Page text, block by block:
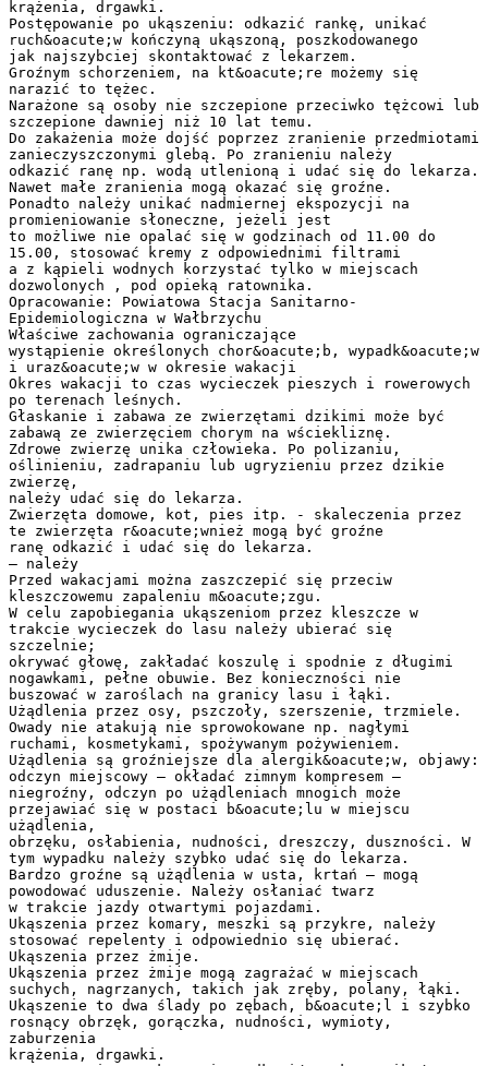
krążenia, drgawki.
Postępowanie po ukąszeniu: odkazić rankę, unikać
ruch&oacute;w kończyną ukąszoną, poszkodowanego
jak najszybciej skontaktować z lekarzem.
Groźnym schorzeniem, na kt&oacute;re możemy się
narazić to tężec.
Narażone są osoby nie szczepione przeciwko tężcowi lub
szczepione dawniej niż 10 lat temu.
Do zakażenia może dojść poprzez zranienie przedmiotami
zanieczyszczonymi glebą. Po zranieniu należy
odkazić ranę np. wodą utlenioną i udać się do lekarza.
Nawet małe zranienia mogą okazać się groźne.
Ponadto należy unikać nadmiernej ekspozycji na
promieniowanie słoneczne, jeżeli jest
to możliwe nie opalać się w godzinach od 11.00 do
15.00, stosować kremy z odpowiednimi filtrami
a z kąpieli wodnych korzystać tylko w miejscach
dozwolonych , pod opieką ratownika.
Opracowanie: Powiatowa Stacja Sanitarno-
Epidemiologiczna w Wałbrzychu
Właściwe zachowania ograniczające
wystąpienie określonych chor&oacute;b, wypadk&oacute;w
i uraz&oacute;w w okresie wakacji
Okres wakacji to czas wycieczek pieszych i rowerowych
po terenach leśnych.
Głaskanie i zabawa ze zwierzętami dzikimi może być
zabawą ze zwierzęciem chorym na wściekliznę.
Zdrowe zwierzę unika człowieka. Po polizaniu,
oślinieniu, zadrapaniu lub ugryzieniu przez dzikie
zwierzę,
należy udać się do lekarza.
Zwierzęta domowe, kot, pies itp. - skaleczenia przez
te zwierzęta r&oacute;wnież mogą być groźne
ranę odkazić i udać się do lekarza.
– należy
Przed wakacjami można zaszczepić się przeciw
kleszczowemu zapaleniu m&oacute;zgu.
W celu zapobiegania ukąszeniom przez kleszcze w
trakcie wycieczek do lasu należy ubierać się
szczelnie;
okrywać głowę, zakładać koszulę i spodnie z długimi
nogawkami, pełne obuwie. Bez konieczności nie
buszować w zaroślach na granicy lasu i łąki.
Użądlenia przez osy, pszczoły, szerszenie, trzmiele.
Owady nie atakują nie sprowokowane np. nagłymi
ruchami, kosmetykami, spożywanym pożywieniem.
Użądlenia są groźniejsze dla alergik&oacute;w, objawy:
odczyn miejscowy – okładać zimnym kompresem –
niegroźny, odczyn po użądleniach mnogich może
przejawiać się w postaci b&oacute;lu w miejscu
użądlenia,
obrzęku, osłabienia, nudności, dreszczy, duszności. W
tym wypadku należy szybko udać się do lekarza.
Bardzo groźne są użądlenia w usta, krtań – mogą
powodować uduszenie. Należy osłaniać twarz
w trakcie jazdy otwartymi pojazdami.
Ukąszenia przez komary, meszki są przykre, należy
stosować repelenty i odpowiednio się ubierać.
Ukąszenia przez żmije.
Ukąszenia przez żmije mogą zagrażać w miejscach
suchych, nagrzanych, takich jak zręby, polany, łąki.
Ukąszenie to dwa ślady po zębach, b&oacute;l i szybko
rosnący obrzęk, gorączka, nudności, wymioty,
zaburzenia
krążenia, drgawki.